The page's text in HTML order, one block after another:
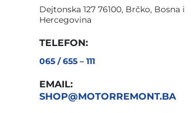
Dejtonska 127 76100, Brčko, Bosna i
Hercegovina
TELEFON:
065 / 655 – 111
EMAIL:
SHOP@MOTORREMONT.BA